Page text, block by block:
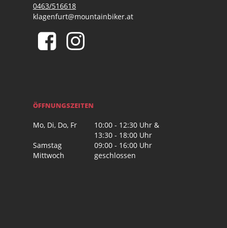
0463/516618
klagenfurt@mountainbiker.at
ÖFFNUNGSZEITEN
Mo, Di, Do, Fr
10:00 - 12:30 Uhr &
13:30 - 18:00 Uhr
Samstag
09:00 - 16:00 Uhr
Mittwoch
geschlossen